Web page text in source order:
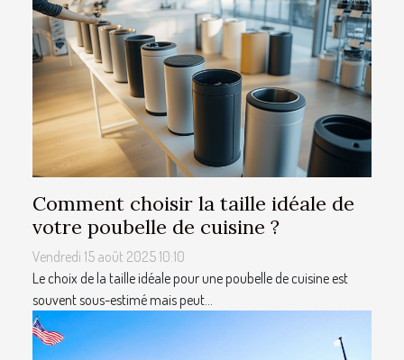
Comment choisir la taille idéale de
votre poubelle de cuisine ?
Vendredi 15 août 2025 10:10
Le choix de la taille idéale pour une poubelle de cuisine est
souvent sous-estimé mais peut...